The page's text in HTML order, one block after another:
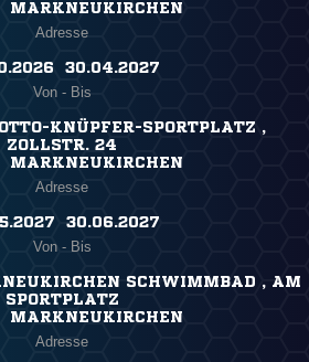
Adresse
30.04.2027
Von - Bis
KNÜPFER-SPORTPLATZ ,
ZOLLSTR. 24
Adresse
30.06.2027
Von - Bis
SCHWIMMBAD , AM
SPORTPLATZ
Adresse